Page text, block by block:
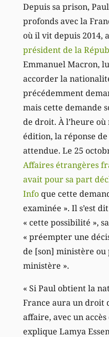
Depuis sa prison,
profonds avec la
où il vit depuis 2014,
président de la
Emmanuel Macron,
accorder la
précédemment
mais cette demande
de droit. À l’heure
édition, la réponse de
attendue. Le 25
Affaires étrangères
avait pour sa part
Infoque cette
examinée ». Il s’est
« cette possibilité »,
« préempter une
de [son] ministère ou
ministère ».
« Si Paul obtient la
France aura un droit
affaire, avec un
explique Lamya